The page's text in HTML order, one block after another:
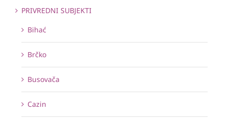
PRIVREDNI SUBJEKTI
Bihać
Brčko
Busovača
Cazin